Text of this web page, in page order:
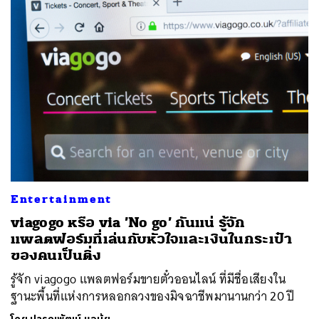
Entertainment
viagogo หรือ via ’No go’ กันแน่ รู้จัก
แพลตฟอร์มที่เล่นกับหัวใจและเงินในกระเป๋า
ของคนเป็นติ่ง
รู้จัก viagogo แพลตฟอร์มขายตั๋วออนไลน์ ที่มีชื่อเสียงใน
ฐานะพื้นที่แห่งการหลอกลวงของมิจฉาชีพมานานกว่า 20 ปี